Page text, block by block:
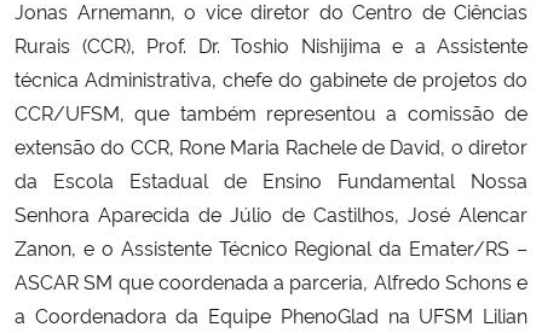
Jonas Arnemann, o vice diretor do Centro de Ciências
Rurais (CCR), Prof. Dr. Toshio Nishijima e a Assistente
técnica Administrativa, chefe do gabinete de projetos do
CCR/UFSM, que também representou a comissão de
extensão do CCR, Rone Maria Rachele de David, o diretor
da Escola Estadual de Ensino Fundamental Nossa
Senhora Aparecida de Júlio de Castilhos, José Alencar
Zanon, e o Assistente Técnico Regional da Emater/RS –
ASCAR SM que coordenada a parceria, Alfredo Schons e
a Coordenadora da Equipe PhenoGlad na UFSM Lilian